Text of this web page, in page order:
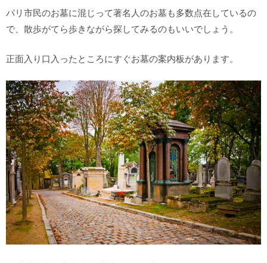
パリ市民のお墓に混じって著名人のお墓も多数点在しているの
で、散歩がてら歩きながら探してみるのもいいでしょう。
正面入り口入ったところにすぐお墓の案内板があります。